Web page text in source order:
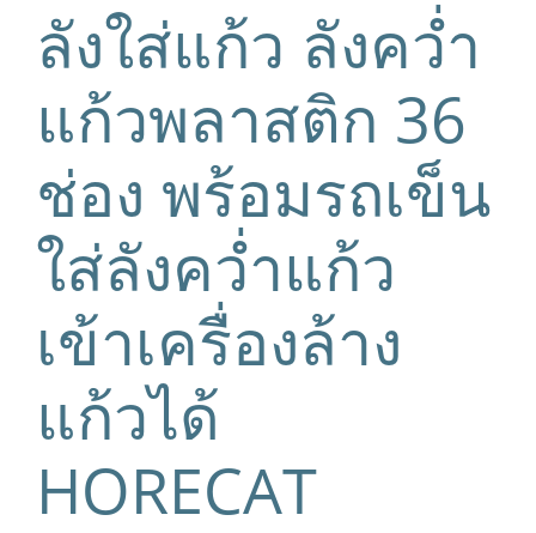
ลังใส่แก้ว ลังคว่ำ
แก้วพลาสติก 36
ช่อง พร้อมรถเข็น
ใส่ลังคว่ำแก้ว
เข้าเครื่องล้าง
แก้วได้
HORECAT